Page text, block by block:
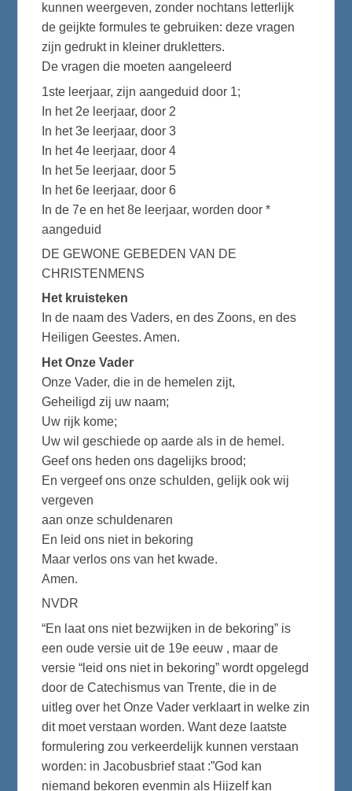
kunnen weergeven, zonder nochtans letterlijk
de geijkte formules te gebruiken: deze vragen
zijn gedrukt in kleiner drukletters.
De vragen die moeten aangeleerd
1ste leerjaar, zijn aangeduid door 1;
In het 2e leerjaar, door 2
In het 3e leerjaar, door 3
In het 4e leerjaar, door 4
In het 5e leerjaar, door 5
In het 6e leerjaar, door 6
In de 7e en het 8e leerjaar, worden door *
aangeduid
DE GEWONE GEBEDEN VAN DE
CHRISTENMENS
Het kruisteken
In de naam des Vaders, en des Zoons, en des
Heiligen Geestes. Amen.
Het Onze Vader
Onze Vader, die in de hemelen zijt,
Geheiligd zij uw naam;
Uw rijk kome;
Uw wil geschiede op aarde als in de hemel.
Geef ons heden ons dagelijks brood;
En vergeef ons onze schulden, gelijk ook wij
vergeven
aan onze schuldenaren
En leid ons niet in bekoring
Maar verlos ons van het kwade.
Amen.
NVDR
“En laat ons niet bezwijken in de bekoring” is
een oude versie uit de 19e eeuw , maar de
versie “leid ons niet in bekoring” wordt opgelegd
door de Catechismus van Trente, die in de
uitleg over het Onze Vader verklaart in welke zin
dit moet verstaan worden. Want deze laatste
formulering zou verkeerdelijk kunnen verstaan
worden: in Jacobusbrief staat :”God kan
niemand bekoren evenmin als Hijzelf kan